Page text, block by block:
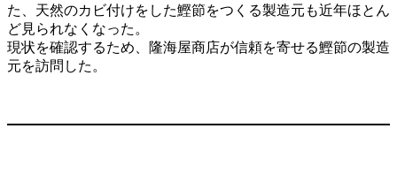
た、天然のカビ付けをした鰹節をつくる製造元も近年ほとん
ど見られなくなった。
現状を確認するため、隆海屋商店が信頼を寄せる鰹節の製造
元を訪問した。